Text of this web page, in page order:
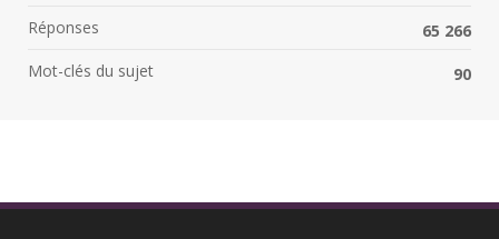
Réponses
65 266
Mot-clés du sujet
90